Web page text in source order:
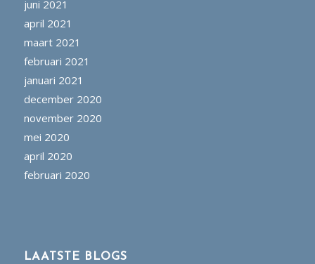
juni 2021
april 2021
maart 2021
februari 2021
januari 2021
december 2020
november 2020
mei 2020
april 2020
februari 2020
LAATSTE BLOGS